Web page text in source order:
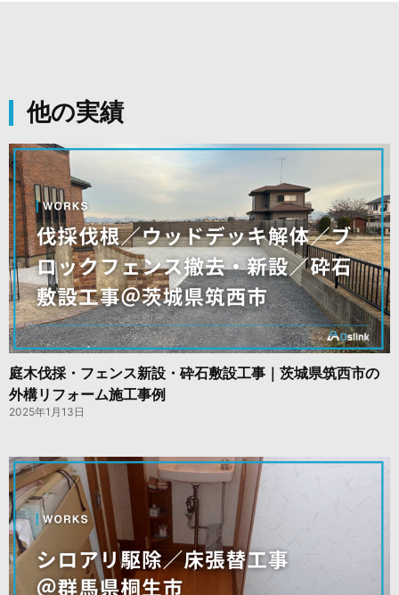
他の実績
庭木伐採・フェンス新設・砕石敷設工事｜茨城県筑西市の
外構リフォーム施工事例
2025年1月13日